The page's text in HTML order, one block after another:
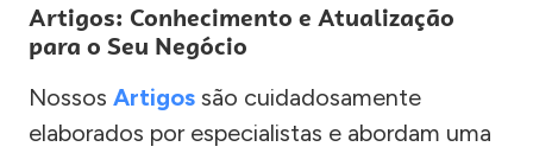
Artigos: Conhecimento e Atualização
para o Seu Negócio
Nossos Artigos são cuidadosamente
elaborados por especialistas e abordam uma